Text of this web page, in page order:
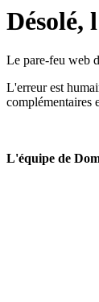
Désolé,
Le pare-feu web
L'erreur est
complémentaires
L'équipe de